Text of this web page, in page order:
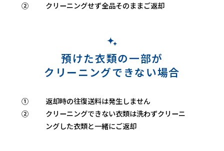
②
クリーニングせず全品そのままご返却
預けた衣類の一部が
クリーニングできない場合
①
返却時の往復送料は発生しません
②
クリーニングできない衣類は洗わずクリーニ
ングした衣類と一緒にご返却